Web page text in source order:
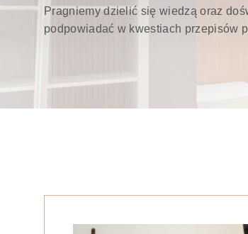
Pragniemy dzielić się wiedzą oraz
podpowiadać w kwestiach przepisów